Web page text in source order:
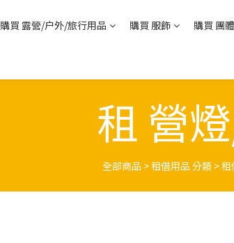
購買 露營/户外/旅行用品 購買 服飾 購買 團
租 營
全部商品 >租借用品 分類 >租